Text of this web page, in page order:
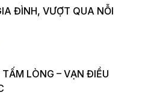
ĐÌNH, VƯỢT QUA NỖI
LÒNG – VẠN ĐIỀU